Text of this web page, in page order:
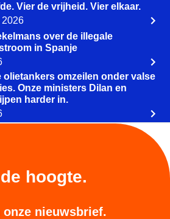
Vier de vrijheid. Vier elkaar.
2026
over de illegale
in Spanje
olietankers omzeilen onder valse
Onze ministers Dilan en
harder in.
hoogte.
nieuwsbrief.